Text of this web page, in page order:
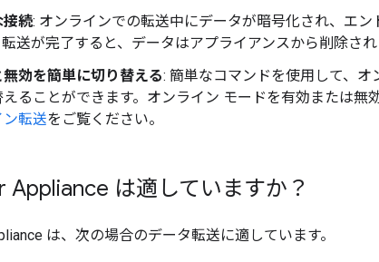
接続: オンラインでの転送中にデータが暗号化され、エ
転送が完了すると、データはアプライアンスから削除され
効を簡単に切り替える: 簡単なコマンドを使用して、
ることができます。オンライン モードを有効または無
ン転送をご覧ください。
Appliance は適していますか？
は、次の場合のデータ転送に適しています。